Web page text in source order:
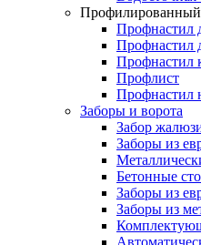
Профилированный
Профнастил
Профнастил
Профнастил
Профлист
Профнастил
Заборы и ворота
Забор
Заборы из
Бетонные
Заборы из
Заборы из